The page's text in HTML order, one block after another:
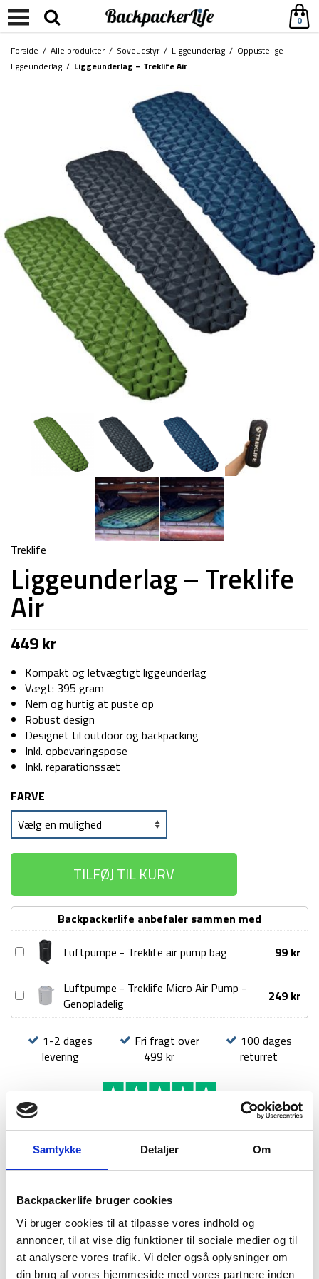
Samtykke Detaljer Om
Backpackerlife bruger cookies
Vi bruger cookies til at tilpasse vores indhold og
annoncer, til at vise dig funktioner til sociale medier og til
at analysere vores trafik. Vi deler også oplysninger om
din brug af vores hjemmeside med vores partnere inden
0
Forside / Alle produkter/ Soveudstyr/ Liggeunderlag / Oppustelige
liggeunderlag / Liggeunderlag – Treklife Air
Treklife
Liggeunderlag – Treklife
Air
449kr
Kompakt og letvægtigt liggeunderlag
Vægt: 395 gram
Nem og hurtig at puste op
Robust design
Designet til outdoor og backpacking
Inkl. opbevaringspose
Inkl. reparationssæt
FARVE
TILFØJ TIL KURV
Backpackerlife anbefaler sammen med
Luftpumpe
Treklife
air
pump
Luftpumpe - Treklife air pump bag 99 kr
Luftpumpe
Micro
Genopladelig
Luftpumpe - Treklife Micro Air Pump -
Genopladelig
249 kr
1-2 dages
levering
Fri fragt over
499 kr
100 dages
returret
BRAND